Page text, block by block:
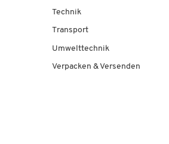
Technik
Transport
Umwelttechnik
Verpacken & Versenden